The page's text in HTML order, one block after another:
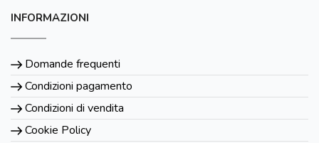
INFORMAZIONI
Domande frequenti
Condizioni pagamento
Condizioni di vendita
Cookie Policy